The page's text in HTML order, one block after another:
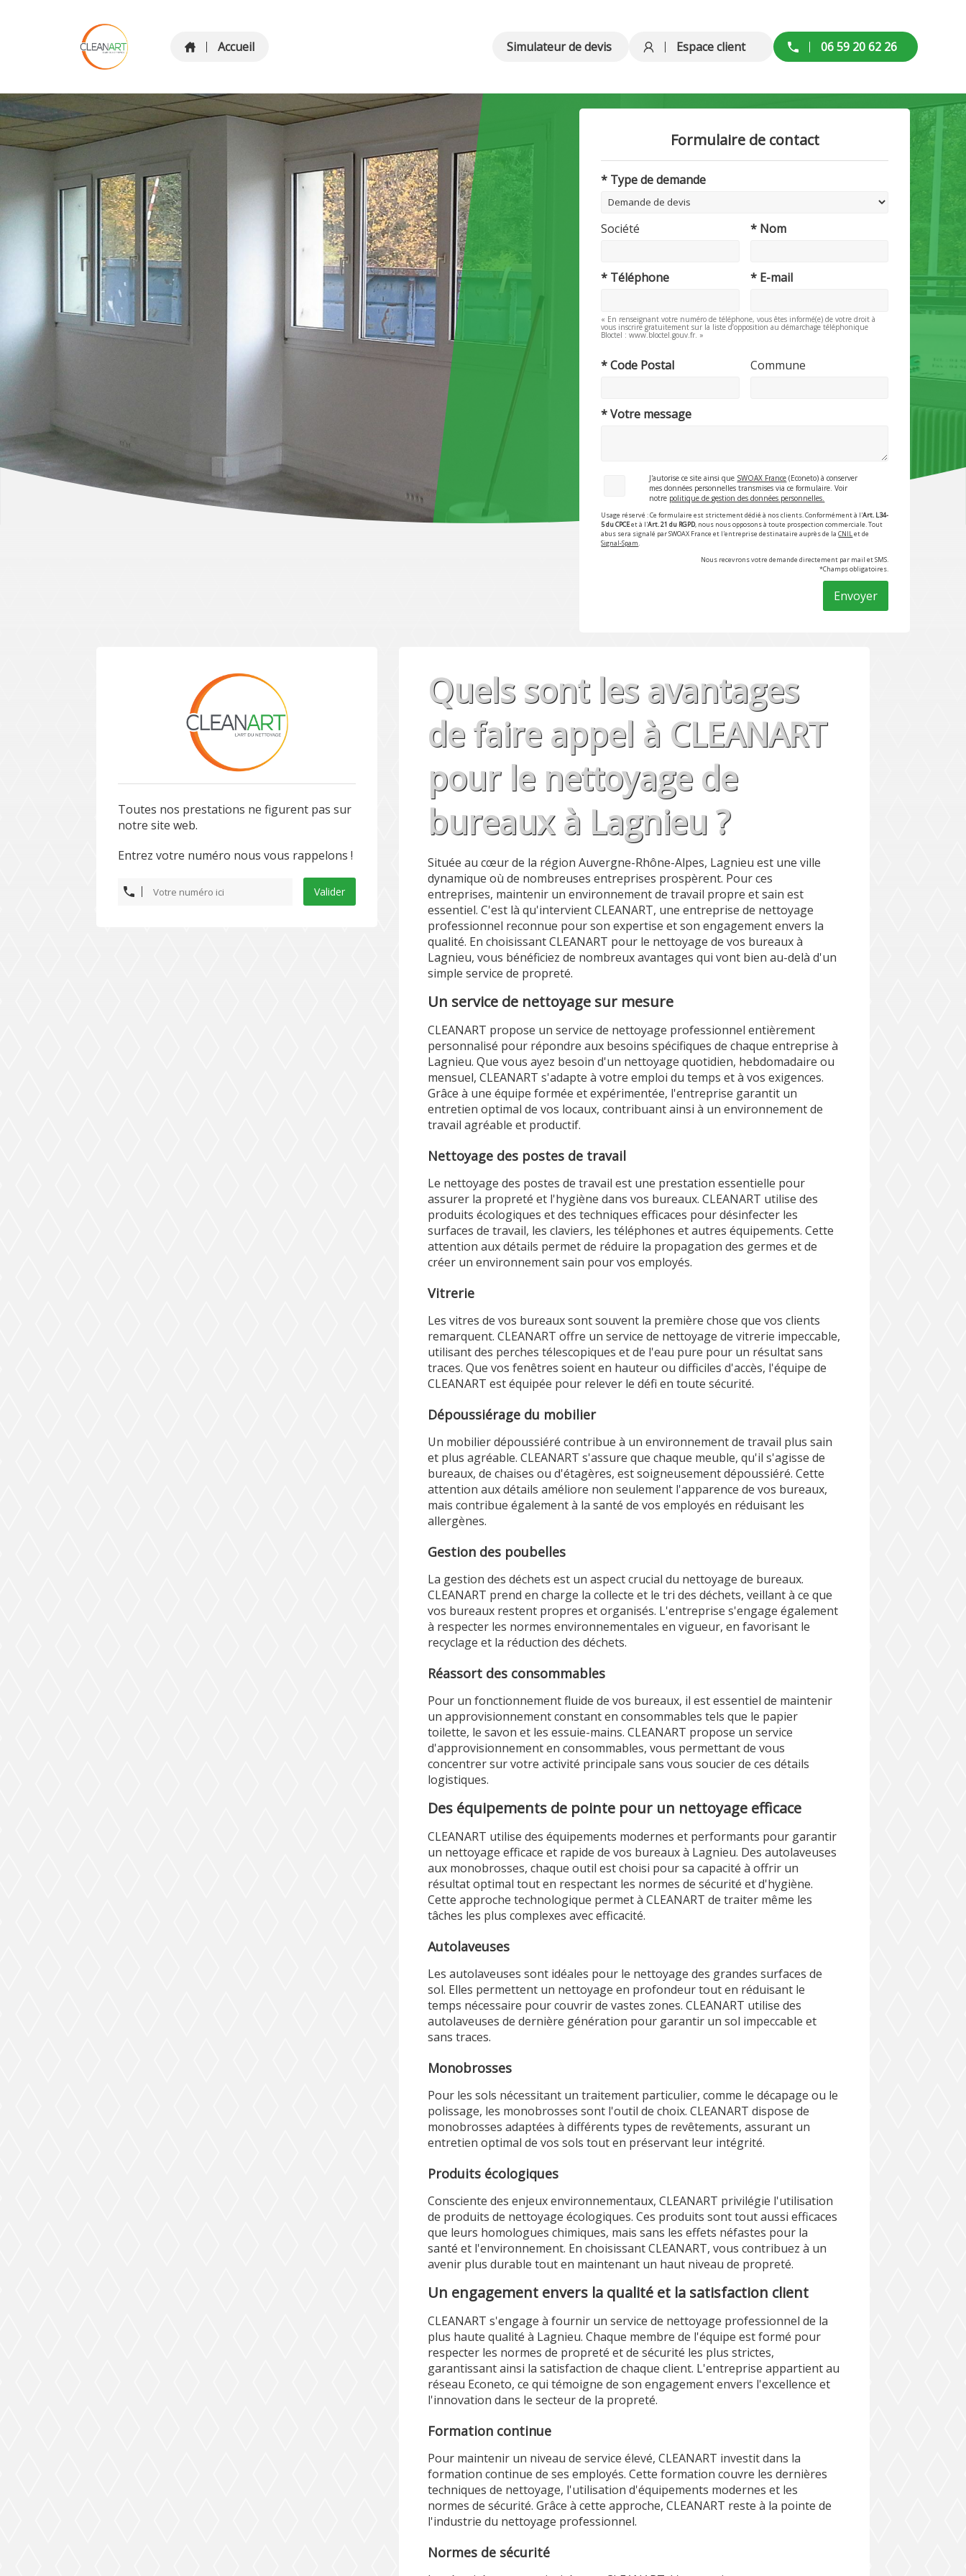
Accueil Simulateur de devis Espace client 06 59 20 62 26
Formulaire de contact
* Type de demande
Société * Nom
* Téléphone * E-mail
« En renseignant votre numéro de téléphone, vous êtes informé(e) de votre droit à
vous inscrire gratuitement sur la liste d’opposition au démarchage téléphonique
Bloctel : www.bloctel.gouv.fr. »
* Code Postal Commune
* Votre message
J'autorise ce site ainsi que SWOAX France (Econeto) à conserver
mes données personnelles transmises via ce formulaire. Voir
notre politique de gestion des données personnelles.
Usage réservé : Ce formulaire est strictement dédié à nos clients. Conformément à l'Art. L34-
5 du CPCEet à l'Art. 21 du RGPD, nous nous opposons à toute prospection commerciale. Tout
abus sera signalé par SWOAX France et l'entreprise destinataire auprès de laCNILet de
Signal-Spam.
Nous recevrons votre demande directement par mail et SMS.
*Champs obligatoires.
Envoyer
Toutes nos prestations ne figurent pas sur
notre site web.
Entrez votre numéro nous vous rappelons !
Valider
Quels sont les avantages
de faire appel à CLEANART
pour le nettoyage de
bureaux à Lagnieu ?
Située au cœur de la région Auvergne-Rhône-Alpes, Lagnieu est une ville
dynamique où de nombreuses entreprises prospèrent. Pour ces
entreprises, maintenir un environnement de travail propre et sain est
essentiel. C'est là qu'intervient CLEANART, une entreprise de nettoyage
professionnel reconnue pour son expertise et son engagement envers la
qualité. En choisissant CLEANART pour le nettoyage de vos bureaux à
Lagnieu, vous bénéficiez de nombreux avantages qui vont bien au-delà d'un
simple service de propreté.
Un service de nettoyage sur mesure
CLEANART propose un service de nettoyage professionnel entièrement
personnalisé pour répondre aux besoins spécifiques de chaque entreprise à
Lagnieu. Que vous ayez besoin d'un nettoyage quotidien, hebdomadaire ou
mensuel, CLEANART s'adapte à votre emploi du temps et à vos exigences.
Grâce à une équipe formée et expérimentée, l'entreprise garantit un
entretien optimal de vos locaux, contribuant ainsi à un environnement de
travail agréable et productif.
Nettoyage des postes de travail
Le nettoyage des postes de travail est une prestation essentielle pour
assurer la propreté et l'hygiène dans vos bureaux. CLEANART utilise des
produits écologiques et des techniques efficaces pour désinfecter les
surfaces de travail, les claviers, les téléphones et autres équipements. Cette
attention aux détails permet de réduire la propagation des germes et de
créer un environnement sain pour vos employés.
Vitrerie
Les vitres de vos bureaux sont souvent la première chose que vos clients
remarquent. CLEANART offre un service de nettoyage de vitrerie impeccable,
utilisant des perches télescopiques et de l'eau pure pour un résultat sans
traces. Que vos fenêtres soient en hauteur ou difficiles d'accès, l'équipe de
CLEANART est équipée pour relever le défi en toute sécurité.
Dépoussiérage du mobilier
Un mobilier dépoussiéré contribue à un environnement de travail plus sain
et plus agréable. CLEANART s'assure que chaque meuble, qu'il s'agisse de
bureaux, de chaises ou d'étagères, est soigneusement dépoussiéré. Cette
attention aux détails améliore non seulement l'apparence de vos bureaux,
mais contribue également à la santé de vos employés en réduisant les
allergènes.
Gestion des poubelles
La gestion des déchets est un aspect crucial du nettoyage de bureaux.
CLEANART prend en charge la collecte et le tri des déchets, veillant à ce que
vos bureaux restent propres et organisés. L'entreprise s'engage également
à respecter les normes environnementales en vigueur, en favorisant le
recyclage et la réduction des déchets.
Réassort des consommables
Pour un fonctionnement fluide de vos bureaux, il est essentiel de maintenir
un approvisionnement constant en consommables tels que le papier
toilette, le savon et les essuie-mains. CLEANART propose un service
d'approvisionnement en consommables, vous permettant de vous
concentrer sur votre activité principale sans vous soucier de ces détails
logistiques.
Des équipements de pointe pour un nettoyage efficace
CLEANART utilise des équipements modernes et performants pour garantir
un nettoyage efficace et rapide de vos bureaux à Lagnieu. Des autolaveuses
aux monobrosses, chaque outil est choisi pour sa capacité à offrir un
résultat optimal tout en respectant les normes de sécurité et d'hygiène.
Cette approche technologique permet à CLEANART de traiter même les
tâches les plus complexes avec efficacité.
Autolaveuses
Les autolaveuses sont idéales pour le nettoyage des grandes surfaces de
sol. Elles permettent un nettoyage en profondeur tout en réduisant le
temps nécessaire pour couvrir de vastes zones. CLEANART utilise des
autolaveuses de dernière génération pour garantir un sol impeccable et
sans traces.
Monobrosses
Pour les sols nécessitant un traitement particulier, comme le décapage ou le
polissage, les monobrosses sont l'outil de choix. CLEANART dispose de
monobrosses adaptées à différents types de revêtements, assurant un
entretien optimal de vos sols tout en préservant leur intégrité.
Produits écologiques
Consciente des enjeux environnementaux, CLEANART privilégie l'utilisation
de produits de nettoyage écologiques. Ces produits sont tout aussi efficaces
que leurs homologues chimiques, mais sans les effets néfastes pour la
santé et l'environnement. En choisissant CLEANART, vous contribuez à un
avenir plus durable tout en maintenant un haut niveau de propreté.
Un engagement envers la qualité et la satisfaction client
CLEANART s'engage à fournir un service de nettoyage professionnel de la
plus haute qualité à Lagnieu. Chaque membre de l'équipe est formé pour
respecter les normes de propreté et de sécurité les plus strictes,
garantissant ainsi la satisfaction de chaque client. L'entreprise appartient au
réseau Econeto, ce qui témoigne de son engagement envers l'excellence et
l'innovation dans le secteur de la propreté.
Formation continue
Pour maintenir un niveau de service élevé, CLEANART investit dans la
formation continue de ses employés. Cette formation couvre les dernières
techniques de nettoyage, l'utilisation d'équipements modernes et les
normes de sécurité. Grâce à cette approche, CLEANART reste à la pointe de
l'industrie du nettoyage professionnel.
Normes de sécurité